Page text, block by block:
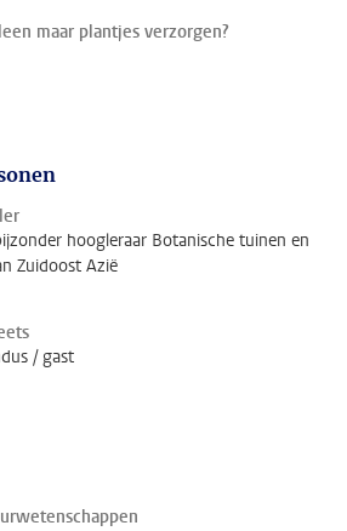
maar plantjes verzorgen?
hoogleraar Botanische tuinen en
Zuidoost Azië
/ gast